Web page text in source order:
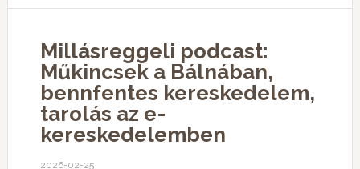
Millásreggeli podcast:
Műkincsek a Bálnában,
bennfentes kereskedelem,
tarolás az e-
kereskedelemben
2026-02-25